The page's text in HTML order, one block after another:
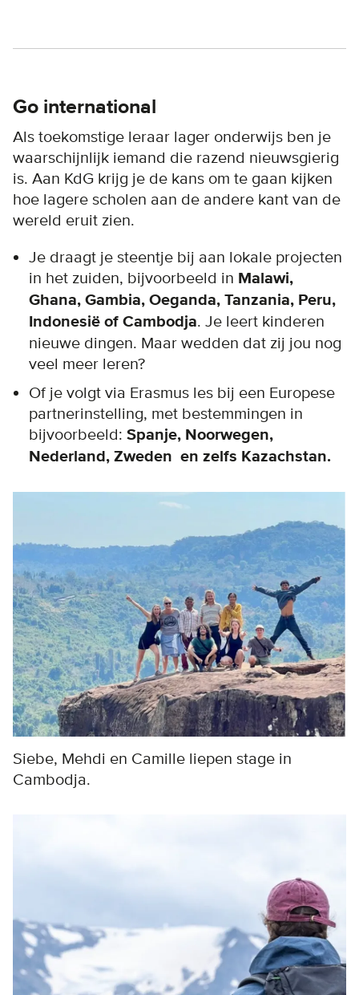
Go international
Als toekomstige leraar lager onderwijs ben je
waarschijnlijk iemand die razend nieuwsgierig
is. Aan KdG krijg je de kans om te gaan kijken
hoe lagere scholen aan de andere kant van de
wereld eruit zien.
Je draagt je steentje bij aan lokale projecten
in het zuiden, bijvoorbeeld in Malawi,
Ghana, Gambia, Oeganda, Tanzania, Peru,
Indonesië of Cambodja. Je leert kinderen
nieuwe dingen. Maar wedden dat zij jou nog
veel meer leren?
Of je volgt via Erasmus les bij een Europese
partnerinstelling, met bestemmingen in
bijvoorbeeld: Spanje, Noorwegen,
Nederland, Zweden en zelfs Kazachstan.
Siebe, Mehdi en Camille liepen stage in
Cambodja.